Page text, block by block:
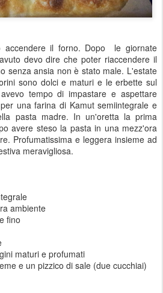
accendere il forno. Dopo le giornate
devo dire che poter riaccendere il
senza ansia non è stato male. L'estate
sono dolci e maturi e le erbette sul
tempo di impastare e aspettare
una farina di Kamut semiintegrale e
pasta madre. In un'oretta la prima
avere steso la pasta in una mezz'ora
Profumatissima e leggera insieme ad
meravigliosa.
ambiente
fino
maturi e profumati
e un pizzico di sale (due cucchiai)